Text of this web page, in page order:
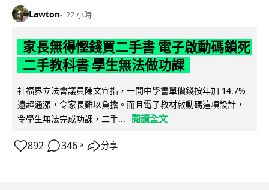
Lawton 22 小時
家長無得慳錢買二手書 電子啟動碼鎖死
二手教科書 學生無法做功課
社福界立法會議員陳文宜指，一間中學書單價錢按年加 14.7%
遠超通漲，令家長難以負擔。而且電子教材啟動碼這項設計，
令學生無法完成功課，二手...
閱讀全文
892 346 ↗ 分享